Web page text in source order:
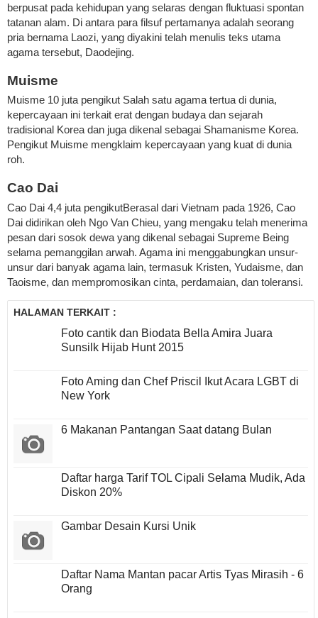
berpusat pada kehidupan yang selaras dengan fluktuasi spontan
tatanan alam. Di antara para filsuf pertamanya adalah seorang
pria bernama Laozi, yang diyakini telah menulis teks utama
agama tersebut, Daodejing.
Muisme
Muisme 10 juta pengikut Salah satu agama tertua di dunia,
kepercayaan ini terkait erat dengan budaya dan sejarah
tradisional Korea dan juga dikenal sebagai Shamanisme Korea.
Pengikut Muisme mengklaim kepercayaan yang kuat di dunia
roh.
Cao Dai
Cao Dai 4,4 juta pengikutBerasal dari Vietnam pada 1926, Cao
Dai didirikan oleh Ngo Van Chieu, yang mengaku telah menerima
pesan dari sosok dewa yang dikenal sebagai Supreme Being
selama pemanggilan arwah. Agama ini menggabungkan unsur-
unsur dari banyak agama lain, termasuk Kristen, Yudaisme, dan
Taoisme, dan mempromosikan cinta, perdamaian, dan toleransi.
HALAMAN TERKAIT :
Foto cantik dan Biodata Bella Amira Juara
Sunsilk Hijab Hunt 2015
Foto Aming dan Chef Priscil Ikut Acara LGBT di
New York
6 Makanan Pantangan Saat datang Bulan
Daftar harga Tarif TOL Cipali Selama Mudik, Ada
Diskon 20%
Gambar Desain Kursi Unik
Daftar Nama Mantan pacar Artis Tyas Mirasih - 6
Orang